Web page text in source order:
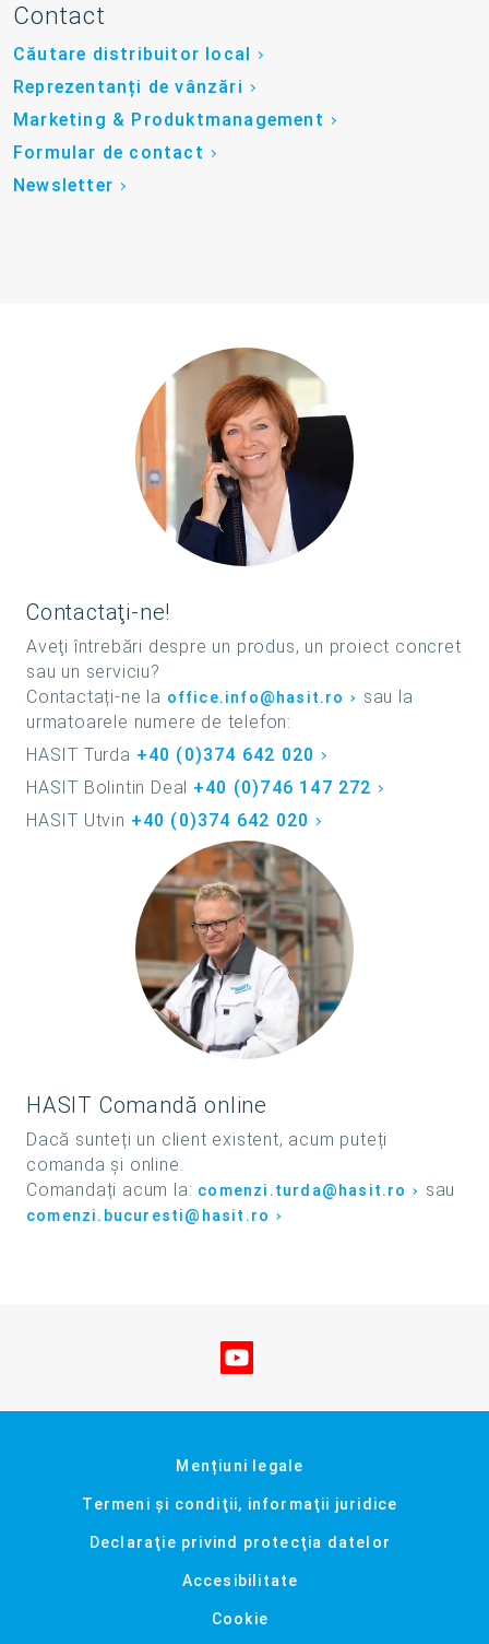
Contact
Căutare distribuitor local
Reprezentanți de vânzări
Marketing & Produktmanagement
Formular de contact
Newsletter
Contactaţi-ne!
Aveţi întrebări despre un produs, un proiect concret
sau un serviciu?
Contactați-ne la office.info@hasit.ro
sau la
urmatoarele numere de telefon:
HASIT Turda +40 (0)374 642 020
HASIT Bolintin Deal +40 (0)746 147 272
HASIT Utvin +40 (0)374 642 020
HASIT Comandă online
Dacă sunteți un client existent, acum puteți
comanda și online.
Comandați acum la: comenzi.turda@hasit.ro sau
comenzi.bucuresti@hasit.ro
Mențiuni legale
Termeni şi condiţii, informaţii juridice
Declaraţie privind protecţia datelor
Accesibilitate
Cookie